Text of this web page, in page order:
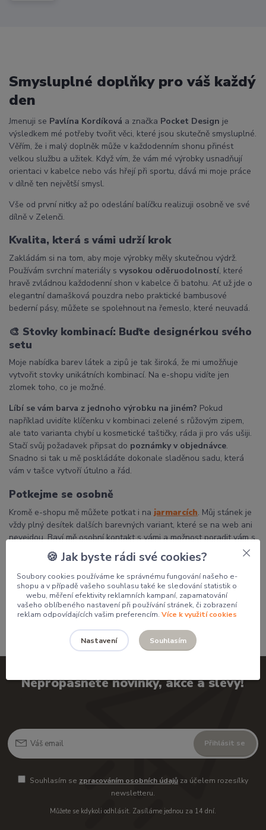
Smysluplné doplňky pro váš každý
den
Jmenuji se Pavlína Kordíková a značka Pocket Design je
výsledkem mé potřeby tvořit věci, které jsou skutečně smysluplné.
Věřím, že i malý doplněk může v každodenním shonu přinést
velkou službu a užitek. Když vím, že vám mé výrobky usnadňují
orientaci v kabelce nebo vás hřejí při sportu, dává mi moje práce
v dílně ten největší smysl.
Vše od první nitky až po odeslání balíčku realizuji osobně ve své
dílně v Zelenči.
Kvalita, která s vámi udrží krok
Zakládám si na tom, aby moje výrobky měly skutečnou výdrž.
Používám svrchní materiály s vysokou oděruodolností, které
hravě zvládnou každodenní shon v kabelce či batohu. Ať už jde o
elegantní damašková pouzdra nebo praktické bambusové
bederní pásy, můžete se spolehnout na řemeslo, které neuvadá.
🎨 Stovky kombinací: Buďte designérkou svého
setu
Moje nabídka barev látek a zipů je tak široká, že mi umožňuje
vytvořit stovky unikátních kombinací. Na e-shopu vidíte jen
zlomek toho, co je možné.
Líbí se vám barva z jednoho výrobku na jiném? Pokud
například uvidíte klíčenku v kombinaci zelené s růžovým zipem,
ale tato varianta chybí u kosmetické taštičky, ráda ji pro vás ušiji.
Stačí svůj požadavek připsat do poznámky v objednávce.
Snadno si tak u mě poskládáte dokonale sladěnou sadu, která
vám v tašce vytvoří útulno a řád.
Potkejme se osobně
Kromě e-shopu mě můžete potkat i na jarmarcích. Můj stánek je
vždy plný desítek dalších barevných variant, které se na web ani
nevejdou. Baví mě osobní kontakt s vámi a možnost poradit vám s
výběrem přímo na místě.
Děkuji, že podporujete poctivou českou tvorbu a dáváte mým
výrobkům domov.
Pavlína
Nepropásněte novinky, akce a slevy!
Přihlásit se
Souhlasím se zpracováním osobních údajůza účelem rozesílky
newsletteru.
Můžete se kdykoli odhlásit. Zasíláme jednou za 14 dní.
🍪 Jak byste rádi své cookies?
Soubory cookies používáme ke správnému fungování našeho e-
shopu a v případě vašeho souhlasu také ke sledování statistik o
webu, měření efektivity reklamních kampaní, zapamatování
vašeho oblíbeného nastavení při používání stránek, či zobrazení
reklam odpovídajících vašim preferencím. Více k využití cookies
Nastavení Souhlasím